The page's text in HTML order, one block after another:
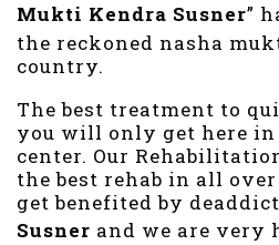
Mukti Kendra Susner”
the reckoned nasha
country.
The best treatment to
you will only get here
center. Our
the best rehab in all
get benefited by
Susner and we are very